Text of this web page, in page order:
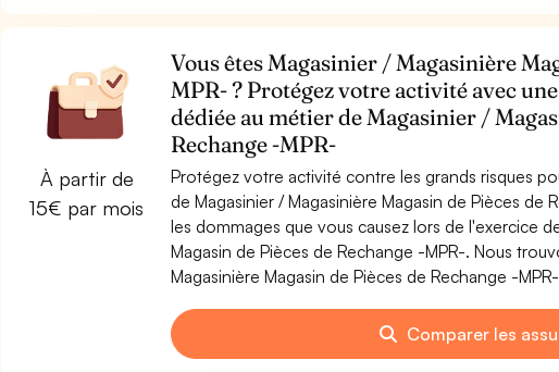
À partir de
15€ par mois
Vous êtes Magasinier / Magasinière
MPR- ? Protégez votre activité avec
dédiée au métier de Magasinier /
Rechange -MPR-
Protégez votre activité contre les grands risques
de Magasinier / Magasinière Magasin de Pièces
les dommages que vous causez lors de l'exercice
Magasin de Pièces de Rechange -MPR-. Nous
Magasinière Magasin de Pièces de Rechange -
Comparer les